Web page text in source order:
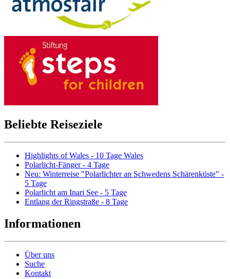
Beliebte Reiseziele
Highlights of Wales - 10 Tage Wales
Polarlicht-Fänger - 4 Tage
Neu: Winterreise "Polarlichter an Schwedens Schärenküste" -
5 Tage
Polarlicht am Inari See - 5 Tage
Entlang der Ringstraße - 8 Tage
Informationen
Über uns
Suche
Kontakt